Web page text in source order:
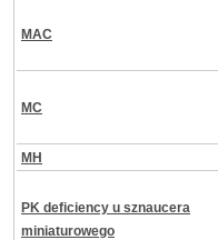
MAC
MC
MH
PK deficiency u sznaucera
miniaturowego